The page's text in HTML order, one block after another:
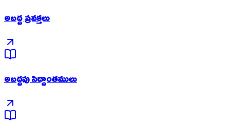
అబద్ద ప్రవక్తలు
అబద్దపు సిద్దాంతములు